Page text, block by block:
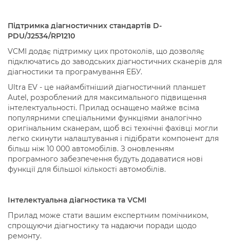
Підтримка діагностичних стандартів D-
PDU/J2534/RP1210
VCMI додає підтримку цих протоколів, що дозволяє
підключатись до заводських діагностичних сканерів для
діагностики та програмування ЕБУ.
Ultra EV - це найамбітніший діагностичний планшет
Autel, розроблений для максимального підвищення
інтелектуальності. Прилад оснащено майже всіма
популярними спеціальними функціями аналогічно
оригінальним сканерам, щоб всі технічні фахівці могли
легко скинути налаштування і підібрати компонент для
більш ніж 10 000 автомобілів. З оновленням
програмного забезпечення будуть додаватися нові
функції для більшої кількості автомобілів.
Інтелектуальна діагностика та VCMI
Прилад може стати вашим експертним помічником,
спрощуючи діагностику та надаючи поради щодо
ремонту.